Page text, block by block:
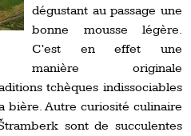
dégustant au passage une
bonne mousse légère.
C’est en effet une
manière originale
tchèques indissociables
bière. Autre curiosité culinaire
sont de succulentes